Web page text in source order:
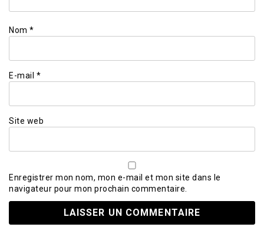
Nom *
E-mail *
Site web
Enregistrer mon nom, mon e-mail et mon site dans le
navigateur pour mon prochain commentaire.